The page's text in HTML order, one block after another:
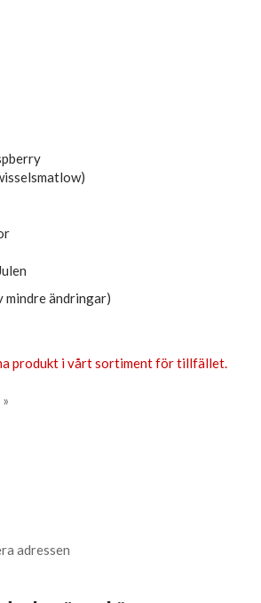
mindre ändringar)
produkt i vårt sortiment för tillfället.
adressen